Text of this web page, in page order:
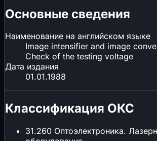
Основные сведения
Наименование на английском языке
Image intensifier and image
Check of the testing voltage
Дата издания
01.01.1988
Классификация ОКС
31.260 Оптоэлектроника.